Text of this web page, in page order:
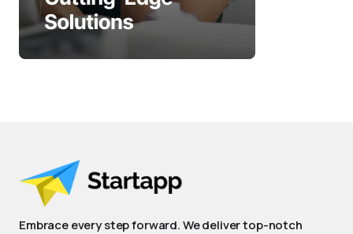
Embrace every step forward. We deliver top-notch